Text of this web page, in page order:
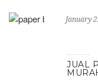
January
JUAL